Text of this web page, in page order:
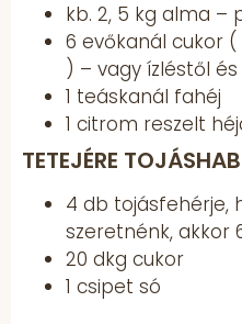
kb. 2, 5 kg alma –
6 evőkanál cukor
) – vagy ízléstől
1 teáskanál fahéj
1 citrom reszelt
TETEJÉRE
4 db tojásfehérje,
szeretnénk, akkor
20 dkg cukor
1 csipet só